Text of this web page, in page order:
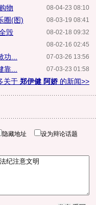
08-04-23 08:10
物
08-03-19 08:41
圈(图)
08-02-18 09:32
毁
08-02-16 02:45
07-03-26 13:56
...
07-03-23 01:58
...
关于 郑伊健 阿娇的新闻>>
隐藏地址 设为辩论话题